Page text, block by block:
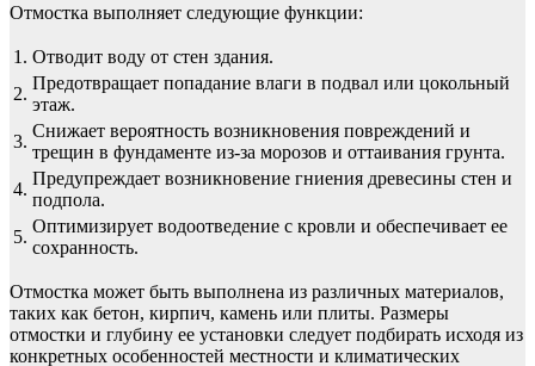
Отмостка выполняет следующие функции:
1. Отводит воду от стен здания.
2.
Предотвращает попадание влаги в подвал или цокольный
этаж.
3.
Снижает вероятность возникновения повреждений и
трещин в фундаменте из-за морозов и оттаивания грунта.
4.
Предупреждает возникновение гниения древесины стен и
подпола.
5.
Оптимизирует водоотведение с кровли и обеспечивает ее
сохранность.
Отмостка может быть выполнена из различных материалов,
таких как бетон, кирпич, камень или плиты. Размеры
отмостки и глубину ее установки следует подбирать исходя из
конкретных особенностей местности и климатических